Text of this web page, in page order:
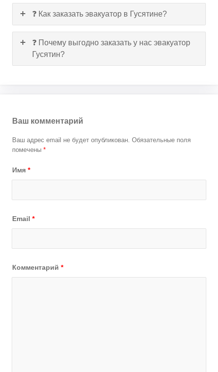
❓ Как заказать эвакуатор в Гусятине?
❓ Почему выгодно заказать у нас эвакуатор
Гусятин?
Ваш комментарий
Ваш адрес email не будет опубликован. Обязательные поля
помечены *
Имя *
Email *
Комментарий *